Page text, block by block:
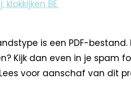
klokkijken BE.
is een PDF-
Kijk dan even in je spam
voor aanschaf van dit